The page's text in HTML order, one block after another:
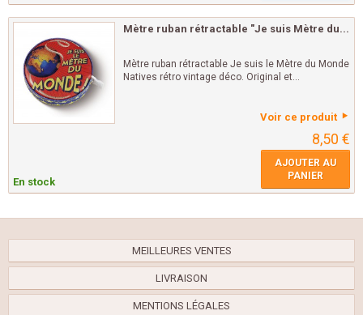
Mètre ruban rétractable "Je suis Mètre du...
Mètre ruban rétractable Je suis le Mètre du Monde
Natives rétro vintage déco. Original et...
Voir ce produit
8,50 €
En stock
AJOUTER AU
PANIER
MEILLEURES VENTES
LIVRAISON
MENTIONS LÉGALES